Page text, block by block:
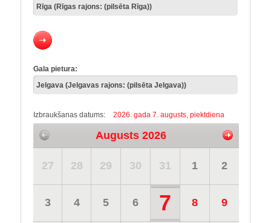
Gala pietura:
Izbraukšanas datums: 2026. gada 7. augusts, piektdiena
Augusts 2026
27 28 29 30 31 1 2
3 4 5 6 7 8 9